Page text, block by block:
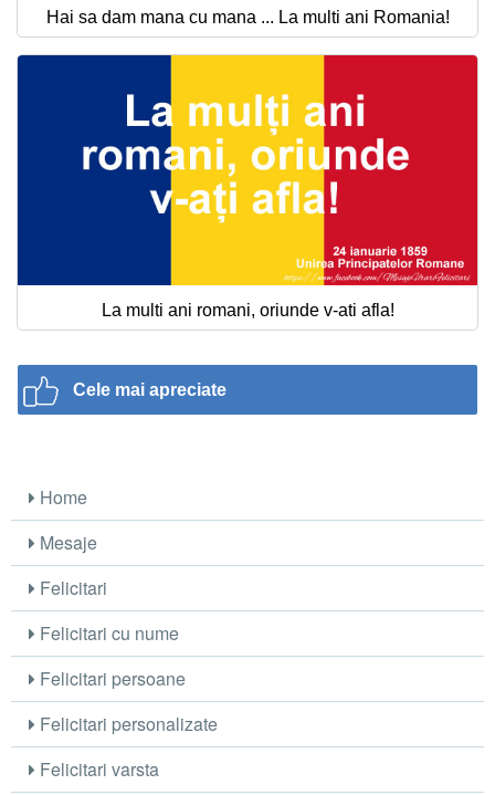
Hai sa dam mana cu mana ... La multi ani Romania!
La multi ani romani, oriunde v-ati afla!
Cele mai apreciate
Home
Mesaje
Felicitari
Felicitari cu nume
Felicitari persoane
Felicitari personalizate
Felicitari varsta